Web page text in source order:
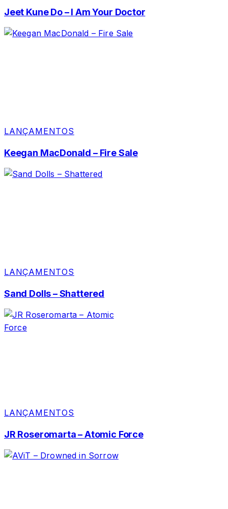
Jeet Kune Do – I Am Your Doctor
LANÇAMENTOS
Keegan MacDonald – Fire Sale
LANÇAMENTOS
Sand Dolls – Shattered
LANÇAMENTOS
JR Roseromarta – Atomic Force